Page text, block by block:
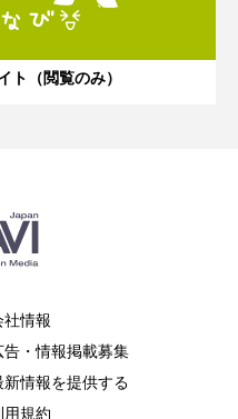
ト（閲覧のみ）
社情報
告・情報掲載募集
新情報を提供する
用規約